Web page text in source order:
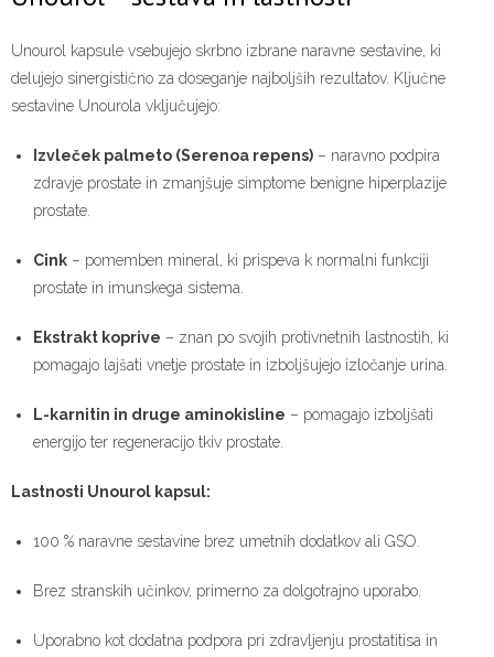
Unourol kapsule vsebujejo skrbno izbrane naravne sestavine, ki
delujejo sinergistično za doseganje najboljših rezultatov. Ključne
sestavine Unourola vključujejo:
Izvleček palmeto (Serenoa repens) – naravno podpira
zdravje prostate in zmanjšuje simptome benigne hiperplazije
prostate.
Cink – pomemben mineral, ki prispeva k normalni funkciji
prostate in imunskega sistema.
Ekstrakt koprive – znan po svojih protivnetnih lastnostih, ki
pomagajo lajšati vnetje prostate in izboljšujejo izločanje urina.
L-karnitin in druge aminokisline – pomagajo izboljšati
energijo ter regeneracijo tkiv prostate.
Lastnosti Unourol kapsul:
100 % naravne sestavine brez umetnih dodatkov ali GSO.
Brez stranskih učinkov, primerno za dolgotrajno uporabo.
Uporabno kot dodatna podpora pri zdravljenju prostatitisa in